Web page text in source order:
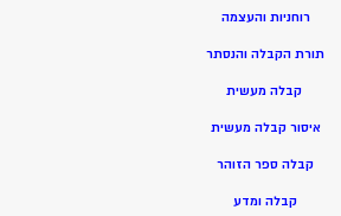
רוחניות והעצמה
תורת הקבלה והנסתר
קבלה מעשית
איסור קבלה מעשית
קבלה ספר הזוהר
קבלה ומדע